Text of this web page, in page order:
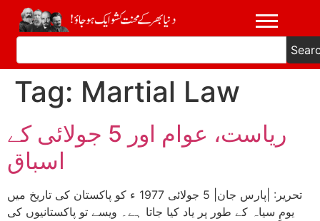
Tag: Martial Law
ریاست، عوام اور 5 جولائی کے
اسباق
تحریر: |پارس جان| 5 جولائی 1977 ء کو پاکستان کی تاریخ میں
یومِ سیاہ کے طور پر یاد کیا جاتا ہے۔ ویسے تو پاکستانیوں کی